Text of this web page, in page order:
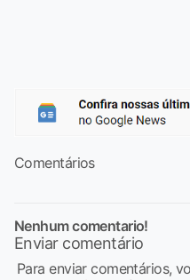
Comentários
Nenhum comentario!
Enviar comentário
Para enviar comentários,